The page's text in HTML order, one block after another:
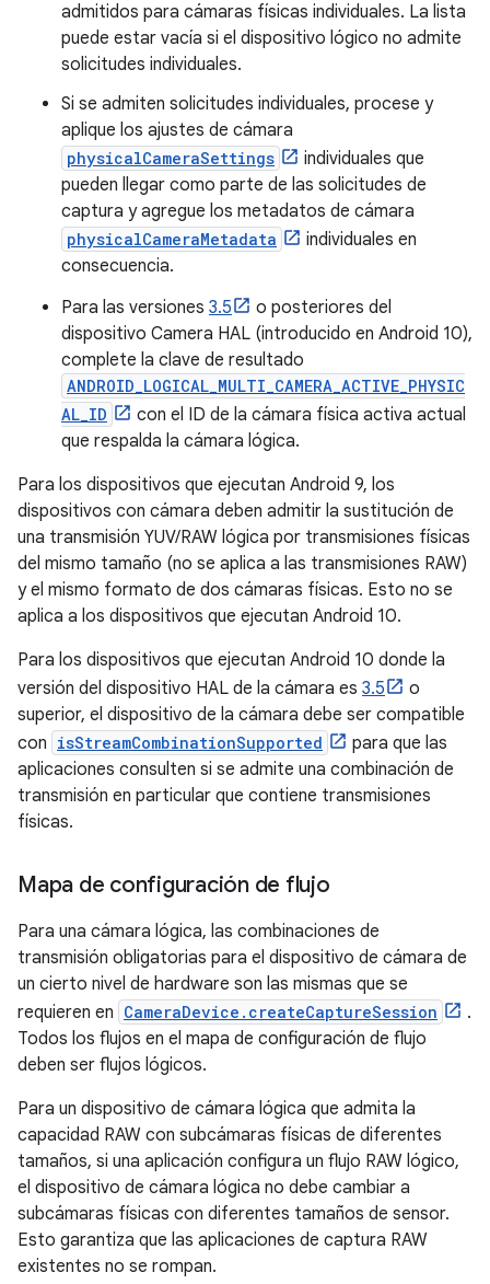
admitidos para cámaras físicas individuales. La lista
puede estar vacía si el dispositivo lógico no admite
solicitudes individuales.
Si se admiten solicitudes individuales, procese y
aplique los ajustes de cámara
physicalCameraSettings
individuales que
pueden llegar como parte de las solicitudes de
captura y agregue los metadatos de cámara
physicalCameraMetadata
individuales en
consecuencia.
Para las versiones 3.5
o posteriores del
dispositivo Camera HAL (introducido en Android 10),
complete la clave de resultado
ANDROID_LOGICAL_MULTI_CAMERA_ACTIVE_PHYSIC
AL_ID
con el ID de la cámara física activa actual
que respalda la cámara lógica.
Para los dispositivos que ejecutan Android 9, los
dispositivos con cámara deben admitir la sustitución de
una transmisión YUV/RAW lógica por transmisiones físicas
del mismo tamaño (no se aplica a las transmisiones RAW)
y el mismo formato de dos cámaras físicas. Esto no se
aplica a los dispositivos que ejecutan Android 10.
Para los dispositivos que ejecutan Android 10 donde la
versión del dispositivo HAL de la cámara es 3.5
o
superior, el dispositivo de la cámara debe ser compatible
con isStreamCombinationSupported
para que las
aplicaciones consulten si se admite una combinación de
transmisión en particular que contiene transmisiones
físicas.
Mapa de configuración de flujo
Para una cámara lógica, las combinaciones de
transmisión obligatorias para el dispositivo de cámara de
un cierto nivel de hardware son las mismas que se
requieren en CameraDevice.createCaptureSession
.
Todos los flujos en el mapa de configuración de flujo
deben ser flujos lógicos.
Para un dispositivo de cámara lógica que admita la
capacidad RAW con subcámaras físicas de diferentes
tamaños, si una aplicación configura un flujo RAW lógico,
el dispositivo de cámara lógica no debe cambiar a
subcámaras físicas con diferentes tamaños de sensor.
Esto garantiza que las aplicaciones de captura RAW
existentes no se rompan.